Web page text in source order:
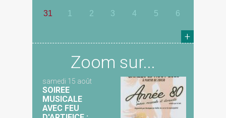
31 1 2 3 4 5 6
Zoom sur...
samedi 15 août
SOIREE
MUSICALE
AVEC FEU